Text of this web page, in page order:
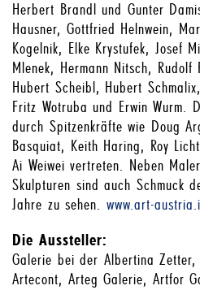
Herbert Brandl und Gunter
Hausner, Gottfried Helnwein,
Kogelnik, Elke Krystufek, Josef
Mlenek, Hermann Nitsch, Rudolf
Hubert Scheibl, Hubert
Fritz Wotruba und Erwin Wurm.
durch Spitzenkräfte wie Doug
Basquiat, Keith Haring, Roy
Ai Weiwei vertreten. Neben
Skulpturen sind auch
Jahre zu sehen. www.art-
Die Aussteller:
Galerie bei der Albertina
Artecont, Arteg Galerie, Artfor